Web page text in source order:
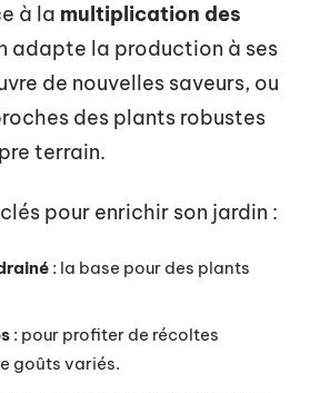
à la multiplication des
adapte la production à ses
de nouvelles saveurs, ou
des plants robustes
terrain.
pour enrichir son jardin :
: la base pour des plants
: pour profiter de récoltes
goûts variés.